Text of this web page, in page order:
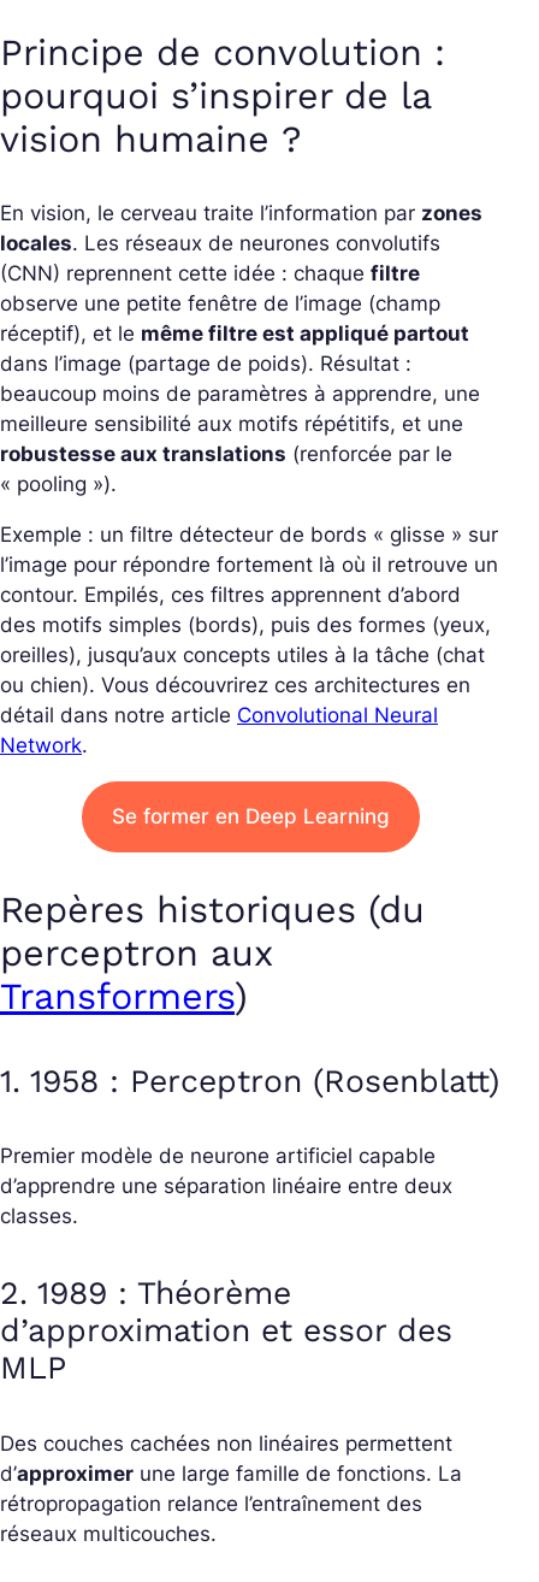
Principe de convolution :
pourquoi s’inspirer de la
vision humaine ?
En vision, le cerveau traite l’information par zones
locales. Les réseaux de neurones convolutifs
(CNN) reprennent cette idée : chaque filtre
observe une petite fenêtre de l’image (champ
réceptif), et le même filtre est appliqué partout
dans l’image (partage de poids). Résultat :
beaucoup moins de paramètres à apprendre, une
meilleure sensibilité aux motifs répétitifs, et une
robustesse aux translations (renforcée par le
« pooling »).
Exemple : un filtre détecteur de bords « glisse » sur
l’image pour répondre fortement là où il retrouve un
contour. Empilés, ces filtres apprennent d’abord
des motifs simples (bords), puis des formes (yeux,
oreilles), jusqu’aux concepts utiles à la tâche (chat
ou chien). Vous découvrirez ces architectures en
détail dans notre article Convolutional Neural
Network.
Se former en Deep Learning
Repères historiques (du
perceptron aux
Transformers)
1. 1958 : Perceptron (Rosenblatt)
Premier modèle de neurone artificiel capable
d’apprendre une séparation linéaire entre deux
classes.
2. 1989 : Théorème
d’approximation et essor des
MLP
Des couches cachées non linéaires permettent
d’approximer une large famille de fonctions. La
rétropropagation relance l’entraînement des
réseaux multicouches.